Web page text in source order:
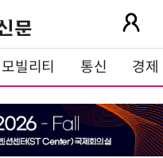
모빌리티 통신 경제